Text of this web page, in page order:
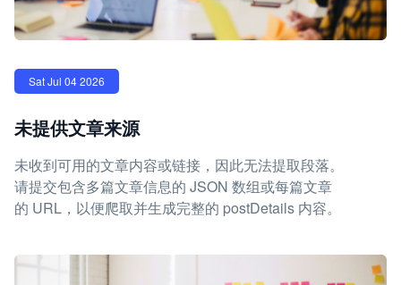
Sat Jul 04 2026
未提供文章来源
未收到可用的文章内容或链接，因此无法提取段落。
请提交包含多篇文章信息的 JSON 数组或每篇文章
的 URL，以便爬取并生成完整的 postDetails 内容。